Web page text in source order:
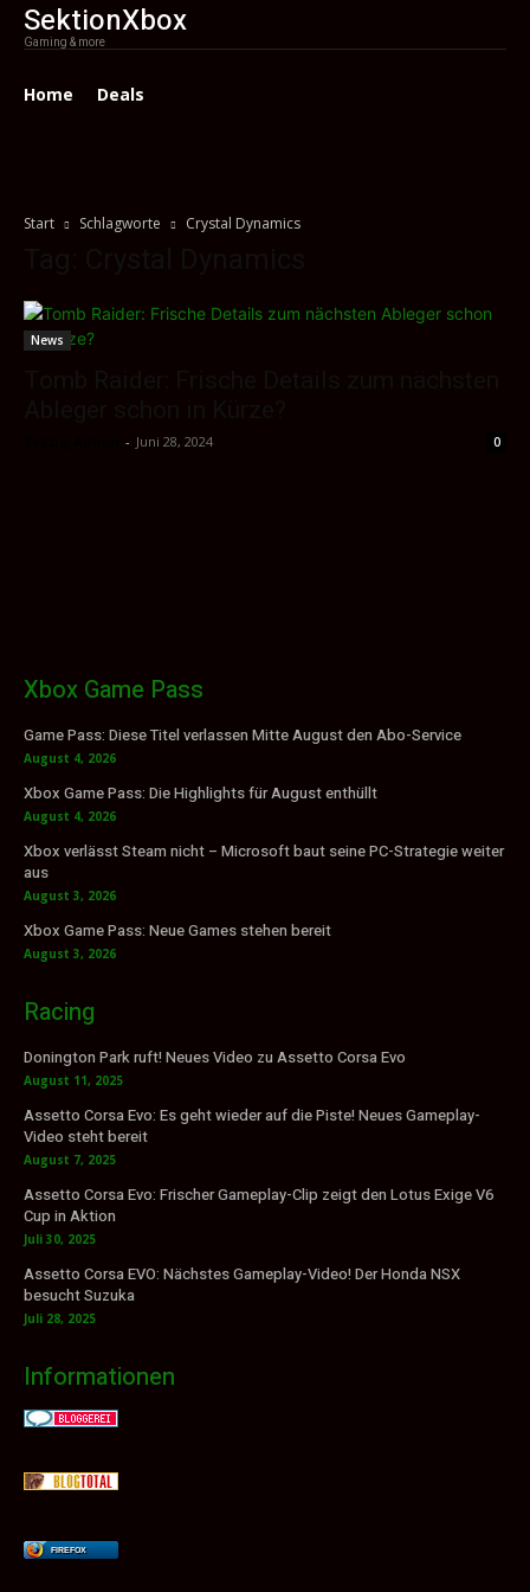
SektionXbox
Gaming & more
Home Deals
Start Schlagworte Crystal Dynamics
News
- Juni 28, 2024 0
Xbox Game Pass
Game Pass: Diese Titel verlassen Mitte August den Abo-Service
August 4, 2026
Xbox Game Pass: Die Highlights für August enthüllt
August 4, 2026
Xbox verlässt Steam nicht – Microsoft baut seine PC-Strategie weiter
aus
August 3, 2026
Xbox Game Pass: Neue Games stehen bereit
August 3, 2026
Racing
Donington Park ruft! Neues Video zu Assetto Corsa Evo
August 11, 2025
Assetto Corsa Evo: Es geht wieder auf die Piste! Neues Gameplay-
Video steht bereit
August 7, 2025
Assetto Corsa Evo: Frischer Gameplay-Clip zeigt den Lotus Exige V6
Cup in Aktion
Juli 30, 2025
Assetto Corsa EVO: Nächstes Gameplay-Video! Der Honda NSX
besucht Suzuka
Juli 28, 2025
Informationen
FIREFOX